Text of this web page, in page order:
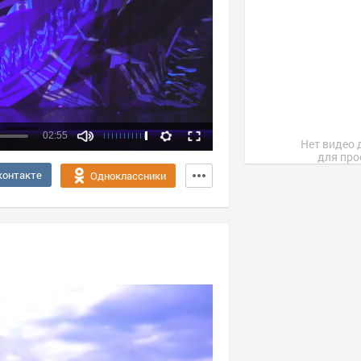
Качество:
360p
720p
02:55
Одноклассники
Нет видео
для